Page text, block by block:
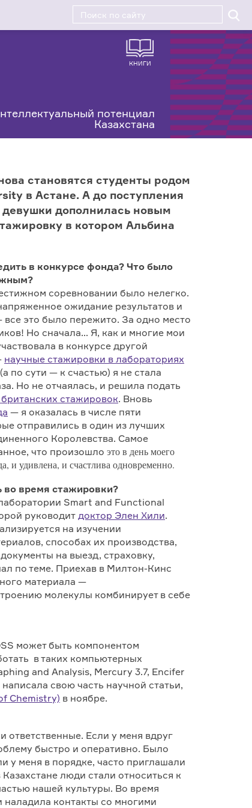
КНИГИ
потенциал
Казахстана
становятся студенты родом
в Астане. А до поступления
дополнилась новым
в котором Альбина
в конкурсе фонда? Что было
соревновании было нелегко.
ожидание результатов и
это было пережито. За одно место
Но сначала… Я, как и многие мои
в конкурсе другой
научные стажировки в лабораториях
по сути — к счастью) я не стала
Но не отчаялась, и решила подать
стажировок. Вновь
— я оказалась в числе пяти
отправились в один из лучших
Королевства. Самое
что произошло это в день моего
и удивлена, и счастлива одновременно.
время стажировки?
Smart and Functional
руководит доктор Элен Хили.
на изучении
способах их производства,
на выезд, страховку,
по теме. Приехав в Милтон-Кинс
материала —
молекулы комбинирует в себе
может быть компонентом
в таких компьютерных
and Analysis, Mercury 3.7, Encifer
свою часть научной статьи,
Chemistry) в ноябре.
Если у меня вдруг
быстро и оперативно. Было
у меня в порядке, часто приглашали
люди стали относиться к
нашей культуры. Во время
контакты со многими